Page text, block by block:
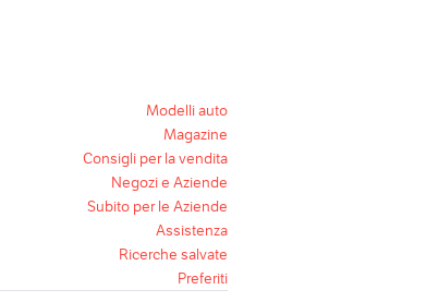
Modelli auto
Magazine
Consigli per la vendita
Negozi e Aziende
Subito per le Aziende
Assistenza
Ricerche salvate
Preferiti